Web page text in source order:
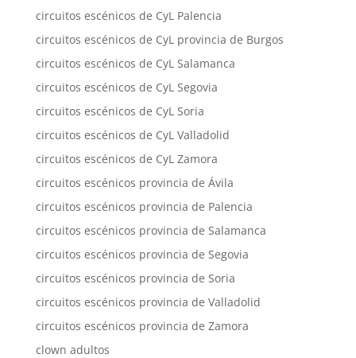
circuitos escénicos de CyL Palencia
circuitos escénicos de CyL provincia de Burgos
circuitos escénicos de CyL Salamanca
circuitos escénicos de CyL Segovia
circuitos escénicos de CyL Soria
circuitos escénicos de CyL Valladolid
circuitos escénicos de CyL Zamora
circuitos escénicos provincia de Ávila
circuitos escénicos provincia de Palencia
circuitos escénicos provincia de Salamanca
circuitos escénicos provincia de Segovia
circuitos escénicos provincia de Soria
circuitos escénicos provincia de Valladolid
circuitos escénicos provincia de Zamora
clown adultos